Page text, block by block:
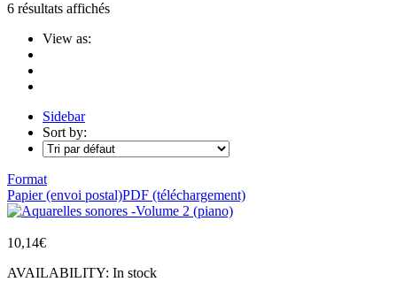
6 résultats affichés
View as:
Sidebar
Sort by:
Format
Papier (envoi postal)PDF (téléchargement)
10,14€
AVAILABILITY: In stock